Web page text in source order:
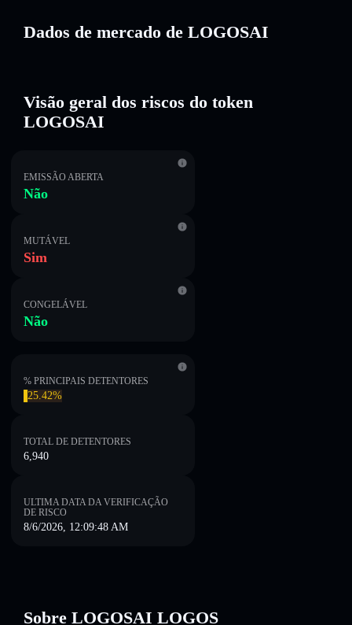
Dados de mercado de LOGOSAI
Visão geral dos riscos do token
LOGOSAI
EMISSÃO ABERTA
Não
MUTÁVEL
Sim
CONGELÁVEL
Não
% PRINCIPAIS DETENTORES
25.42%
TOTAL DE DETENTORES
6,940
ULTIMA DATA DA VERIFICAÇÃO
DE RISCO
8/6/2026, 12:09:48 AM
Sobre LOGOSAI LOGOS